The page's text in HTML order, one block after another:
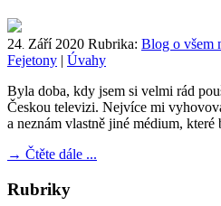
24 Září 2020 Rubrika: Blog o všem
Fejetony | Úvahy
Byla doba, kdy jsem si velmi rád
Českou televizi. Nejvíce mi
a neznám vlastně jiné médium, které
→ Čtěte dále ...
Rubriky